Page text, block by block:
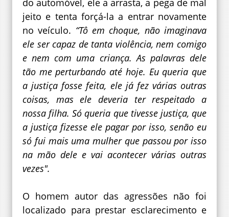
do automóvel, ele a arrasta, a pega de mal
jeito e tenta forçá-la a entrar novamente
no veículo. “Tô em choque, não imaginava
ele ser capaz de tanta violência, nem comigo
e nem com uma criança. As palavras dele
tão me perturbando até hoje. Eu queria que
a justiça fosse feita, ele já fez várias outras
coisas, mas ele deveria ter respeitado a
nossa filha. Só queria que tivesse justiça, que
a justiça fizesse ele pagar por isso, senão eu
só fui mais uma mulher que passou por isso
na mão dele e vai acontecer várias outras
vezes".
O homem autor das agressões não foi
localizado para prestar esclarecimento e